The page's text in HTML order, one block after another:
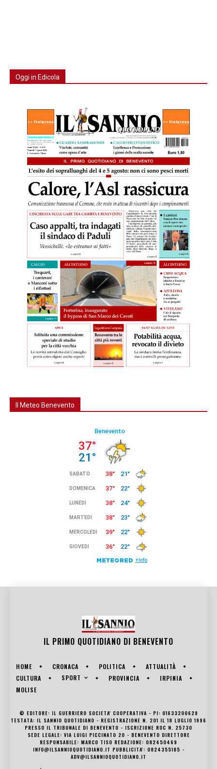
Oggi in Edicola
Il Meteo Benevento
IL PRIMO QUOTIDIANO DI BENEVENTO
HOME CRONACA POLITICA
ATTUALITÀ
CULTURA
SPORT PROVINCIA
IRPINIA
MOLISE
© EDITORE: IL GUERRIERO SOCIETA' COOPERATIVA - PI: 01633200629
TESTATA: IL SANNIO QUOTIDIANO - REGISTRAZIONE N. 201 IL 18 LUGLIO 1996
PRESSO IL TRIBUNALE DI BENEVENTO - ISCRIZIONE ROC N. 25730
SEDE LEGALE: VIA LUIGI PICCINATO 20 - BENEVENTO DIRETTORE
RESPONSABILE: MARCO TISO REDAZIONE: 082450469
INFO@ILSANNIOQUOTIDIANO.IT PUBBLICITA': 0824355185 -
ADV@ILSANNIOQUOTIDIANO.IT